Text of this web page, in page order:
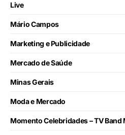
Live
Mário Campos
Marketing e Publicidade
Mercado de Saúde
Minas Gerais
Moda e Mercado
Momento Celebridades – TV Band